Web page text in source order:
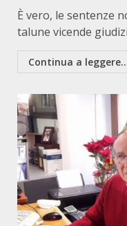
È vero, le sentenze
talune vicende
Continua a